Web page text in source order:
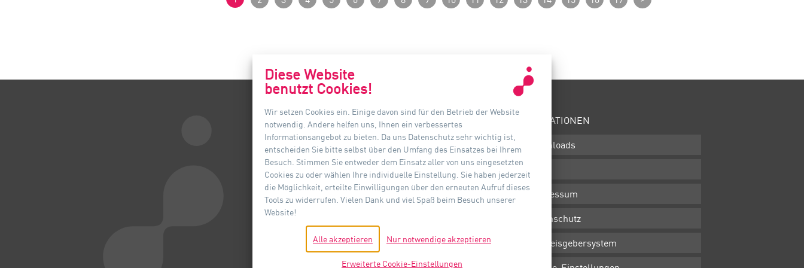
KONTAKT
Auer Lighting GmbH
Hildesheimer Straße 35
37581 Bad Gandersheim
Telefon: +49(0) 5382 701 · 0
INFORMATIONEN
Downloads
AGB
Impressum
Datenschutz
Hinweisgebersystem
Diese Website
benutzt Cookies!
Wir setzen Cookies ein. Einige davon sind für den Betrieb der Website
notwendig. Andere helfen uns, Ihnen ein verbessertes
Informationsangebot zu bieten. Da uns Datenschutz sehr wichtig ist,
entscheiden Sie bitte selbst über den Umfang des Einsatzes bei Ihrem
Besuch. Stimmen Sie entweder dem Einsatz aller von uns eingesetzten
Cookies zu oder wählen Ihre individuelle Einstellung. Sie haben jederzeit
die Möglichkeit, erteilte Einwilligungen über den erneuten Aufruf dieses
Tools zu widerrufen. Vielen Dank und viel Spaß beim Besuch unserer
Website!
Alle akzeptieren Nur notwendige akzeptieren
Erweiterte Cookie-Einstellungen